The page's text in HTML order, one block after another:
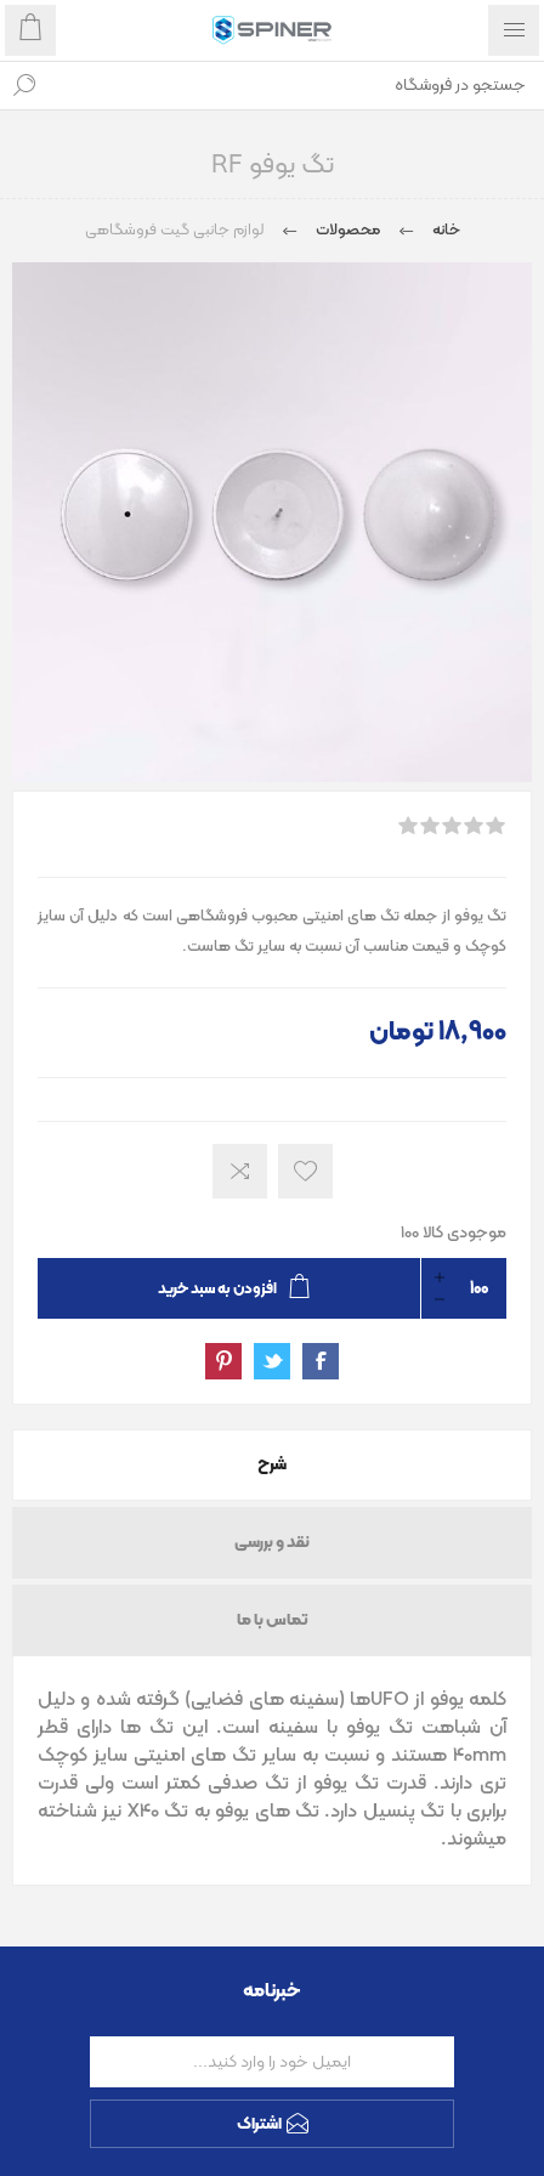
تگ یوفو RF
خانه محصولات لوازم جانبی گیت فروشگاهی
تگ یوفو از جمله تگ های امنیتی محبوب فروشگاهی است که دلیل آن سایز
کوچک و قیمت مناسب آن نسبت به سایر تگ هاست.
18٬900 تومان
موجودی کالا 100
افزودن به سبد خرید
شرح
نقد و بررسی
تماس با ما
کلمه یوفو از UFOها (سفینه های فضایی) گرفته شده و دلیل
آن شباهت تگ یوفو با سفینه است. این تگ ها دارای قطر
40mm هستند و نسبت به سایر تگ های امنیتی سایز کوچک
تری دارند. قدرت تگ یوفو از تگ صدفی کمتر است ولی قدرت
برابری با تگ پنسیل دارد. تگ های یوفو به تگ X40 نیز شناخته
میشوند.
خبرنامه
اشتراک